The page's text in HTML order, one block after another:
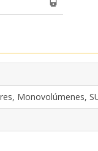
Monovolúmenes,